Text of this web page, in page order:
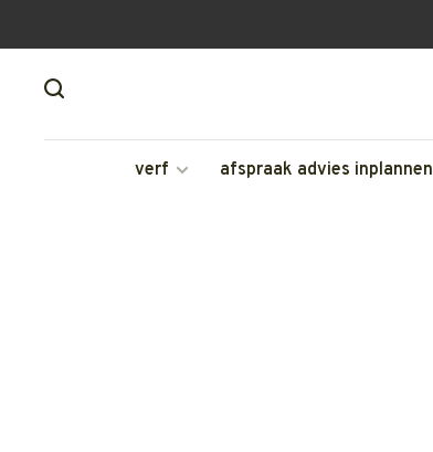
verf afspraak advies inplannen